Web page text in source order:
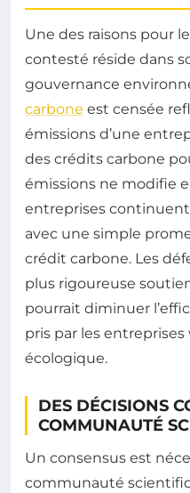
Une des raisons pour
contesté réside dans
gouvernance
carbone est censée
émissions d’une
des crédits carbone
émissions ne modifie
entreprises
avec une simple
crédit carbone. Les
plus rigoureuse
pourrait diminuer
pris par les
écologique.
DES DÉCISIONS
COMMUNAUTÉ
Un consensus est
communauté